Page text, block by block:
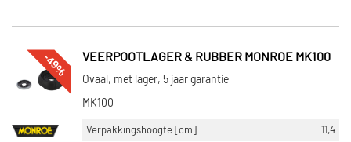
-49% VEERPOOTLAGER & RUBBER MONROE MK100
Ovaal, met lager, 5 jaar garantie
MK100
Verpakkingshoogte [cm]
11,4